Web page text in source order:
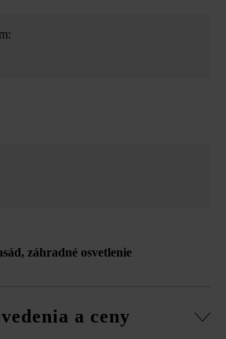
, záhradné osvetlenie
a ceny